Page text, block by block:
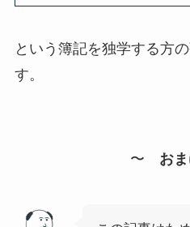
という簿記を独学する方
す。
〜 お